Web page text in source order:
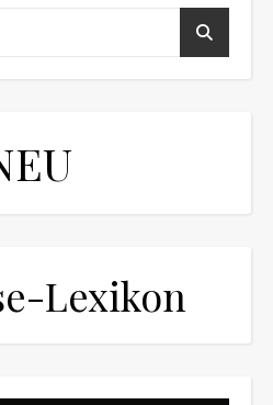
Lexikon